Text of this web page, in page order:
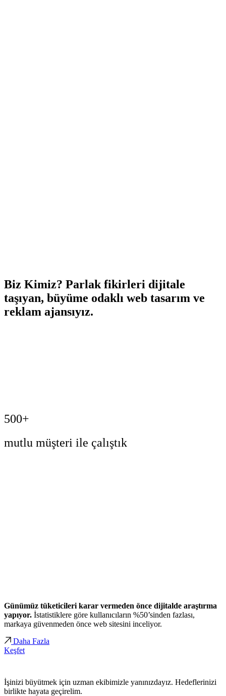
Biz Kimiz? Parlak fikirleri dijitale
taşıyan, büyüme odaklı web tasarım ve
reklam ajansıyız.
500+
mutlu müşteri ile çalıştık
Günümüz tüketicileri karar vermeden önce dijitalde araştırma
yapıyor. İstatistiklere göre kullanıcıların %50’sinden fazlası,
markaya güvenmeden önce web sitesini inceliyor.
Daha Fazla
Keşfet
İşinizi büyütmek için uzman ekibimizle yanınızdayız. Hedeflerinizi
birlikte hayata geçirelim.